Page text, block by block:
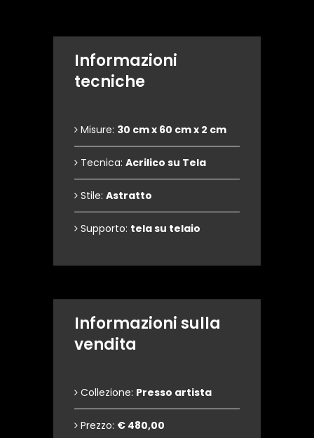
Informazioni
tecniche
Misure: 30 cm x 60 cm x 2 cm
Tecnica: Acrilico su Tela
Stile: Astratto
Supporto: tela su telaio
Informazioni sulla
vendita
Collezione: Presso artista
Prezzo: € 480,00